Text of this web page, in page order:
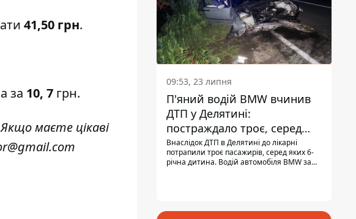
41,50 грн.
за 10, 7 грн.
Якщо маєте цікаві
09:53, 23 липня
П'яний водій BMW вчинив
ДТП у Делятині:
постраждало троє, серед
них - дитина
Внаслідок ДТП в Делятині до лікарні
потрапили троє пасажирів, серед яких 6-
річна дитина. Водій автомобіля BMW за